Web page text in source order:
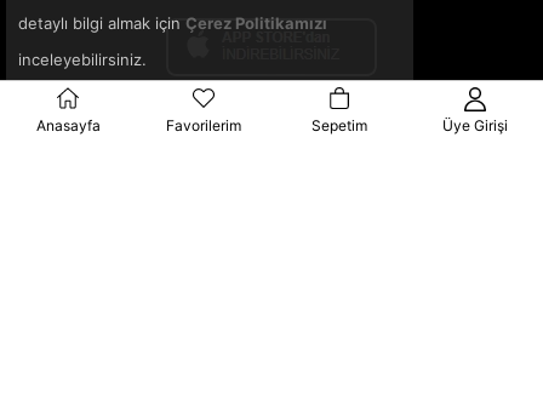
detaylı bilgi almak için Çerez Politikamızı
inceleyebilirsiniz.
Anasayfa Favorilerim Sepetim Üye Girişi